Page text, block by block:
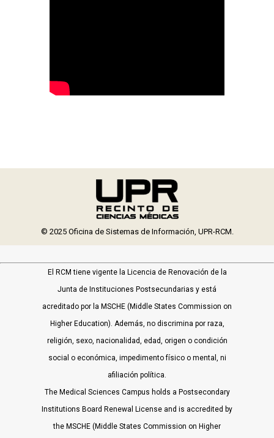
© 2025 Oficina de Sistemas de Información, UPR-RCM.
El RCM tiene vigente la Licencia de Renovación de la
Junta de Instituciones Postsecundarias y está
acreditado por la MSCHE (Middle States Commission on
Higher Education). Además, no discrimina por raza,
religión, sexo, nacionalidad, edad, origen o condición
social o económica, impedimento físico o mental, ni
afiliación política.
The Medical Sciences Campus holds a Postsecondary
Institutions Board Renewal License and is accredited by
the MSCHE (Middle States Commission on Higher